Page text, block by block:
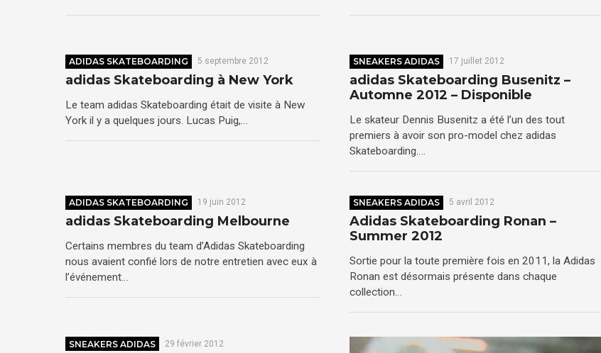
ADIDAS SKATEBOARDING 5 septembre 2012
adidas Skateboarding à New York
Le team adidas Skateboarding était de visite à New
York il y a quelques jours. Lucas Puig,…
SNEAKERS ADIDAS 17 juillet 2012
adidas Skateboarding Busenitz –
Automne 2012 – Disponible
Le skateur Dennis Busenitz a été l’un des tout
premiers à avoir son pro-model chez adidas
Skateboarding….
ADIDAS SKATEBOARDING 19 juin 2012
adidas Skateboarding Melbourne
Certains membres du team d’Adidas Skateboarding
nous avaient confié lors de notre entretien avec eux à
l’événement…
SNEAKERS ADIDAS 5 avril 2012
Adidas Skateboarding Ronan –
Summer 2012
Sortie pour la toute première fois en 2011, la Adidas
Ronan est désormais présente dans chaque
collection…
SNEAKERS ADIDAS 29 février 2012